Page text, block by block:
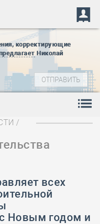
корректирующие
Николай
/
всех
Новым годом и